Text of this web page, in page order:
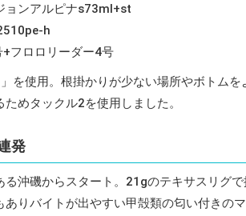
ョンアルピナs73ml+st
h
フロロリーダー4号
を使用。根掛かりが少ない場所やボトム
めタックル2を使用しました。
発
る沖磯からスタート。21gのテキサスリグ
ありバイトが出やすい甲殻類の匂い付きの